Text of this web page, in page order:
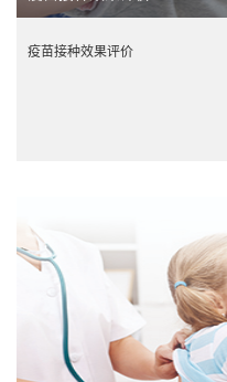
疫苗接种效果评价